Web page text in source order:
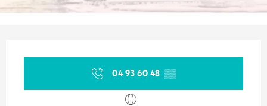
04 93 60 48 ▒▒